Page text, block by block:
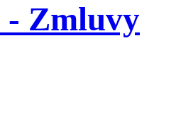
- Zmluvy